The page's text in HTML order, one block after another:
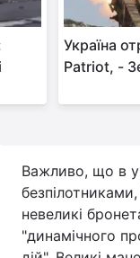
Україна
Patriot, -
Важливо, що в
невеликі
"динамічного